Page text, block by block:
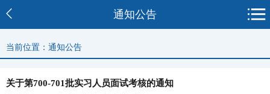
通知公告
当前位置：通知公告
关于第700-701批实习人员面试考核的通知